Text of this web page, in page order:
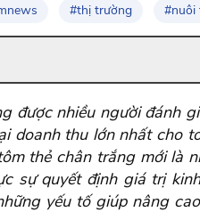
#thị trường #nuôi
được nhiều người đánh
doanh thu lớn nhất cho
thẻ chân trắng mới là
sự quyết định giá trị
yếu tố giúp nâng